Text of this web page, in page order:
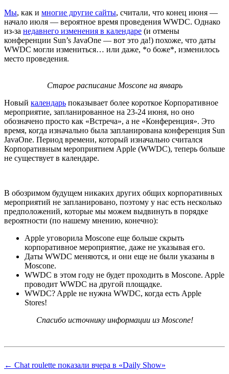
Мы, как и многие другие сайты, считали, что конец июня —
начало июля — вероятное время проведения WWDC. Однако
из-за недавнего изменения в календаре (и отмены
конференции Sun’s JavaOne — вот это да!) похоже, что даты
WWDC могли измениться… или даже, *о боже*, изменилось
место проведения.
Старое расписание Moscone на январь
Новый календарь показывает более короткое Корпоративное
мероприятие, запланированное на 23-24 июня, но оно
обозначено просто как «Встреча», а не «Конференция». Это
время, когда изначально была запланирована конференция Sun
JavaOne. Период времени, который изначально считался
Корпоративным мероприятием Apple (WWDC), теперь больше
не существует в календаре.
В обозримом будущем никаких других общих корпоративных
мероприятий не запланировано, поэтому у нас есть несколько
предположений, которые мы можем выдвинуть в порядке
вероятности (по нашему мнению, конечно):
Apple уговорила Moscone еще больше скрыть
корпоративное мероприятие, даже не указывая его.
Даты WWDC меняются, и они еще не были указаны в
Moscone.
WWDC в этом году не будет проходить в Moscone. Apple
проводит WWDC на другой площадке.
WWDC? Apple не нужна WWDC, когда есть Apple
Stores!
Спасибо источнику информации из Moscone!
← Chat roulette показали вчера в «Daily Show»